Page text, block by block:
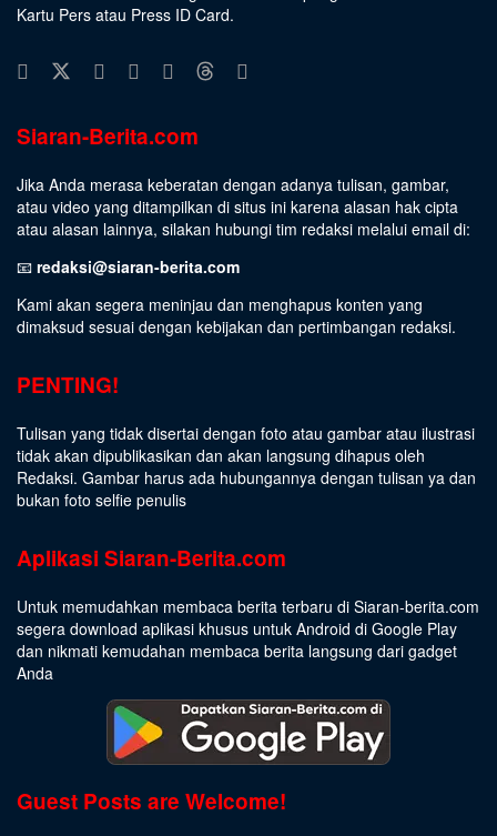
Kartu Pers atau Press ID Card.
Siaran-Berita.com
Jika Anda merasa keberatan dengan adanya tulisan, gambar,
atau video yang ditampilkan di situs ini karena alasan hak cipta
atau alasan lainnya, silakan hubungi tim redaksi melalui email di:
📧 redaksi@siaran-berita.com
Kami akan segera meninjau dan menghapus konten yang
dimaksud sesuai dengan kebijakan dan pertimbangan redaksi.
PENTING!
Tulisan yang tidak disertai dengan foto atau gambar atau ilustrasi
tidak akan dipublikasikan dan akan langsung dihapus oleh
Redaksi. Gambar harus ada hubungannya dengan tulisan ya dan
bukan foto selfie penulis
Aplikasi Siaran-Berita.com
Untuk memudahkan membaca berita terbaru di Siaran-berita.com
segera download aplikasi khusus untuk Android di Google Play
dan nikmati kemudahan membaca berita langsung dari gadget
Anda
Guest Posts are Welcome!